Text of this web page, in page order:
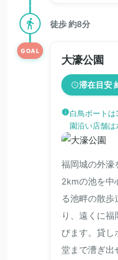
徒歩 約8分
GOAL
大濠公園
滞在目安
白鳥ボート
園沿い店舗は
福岡城の外濠
2kmの池を中
る池畔の散歩
り、遠くに
びます。貸し
堂まで漕ぎ出